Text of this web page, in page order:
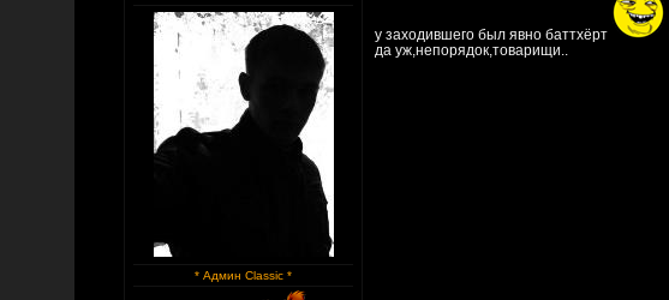
* Админ Classic *
у заходившего был явно баттхёрт
да уж,непорядок,товарищи..